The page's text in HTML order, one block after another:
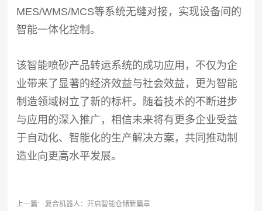
MES/WMS/MCS等系统无缝对接，实现设备间的
智能一体化控制。
该智能喷砂产品转运系统的成功应用，不仅为企
业带来了显著的经济效益与社会效益，更为智能
制造领域树立了新的标杆。随着技术的不断进步
与应用的深入推广，相信未来将有更多企业受益
于自动化、智能化的生产解决方案，共同推动制
造业向更高水平发展。
上一篇: 复合机器人：开启智能仓储新篇章